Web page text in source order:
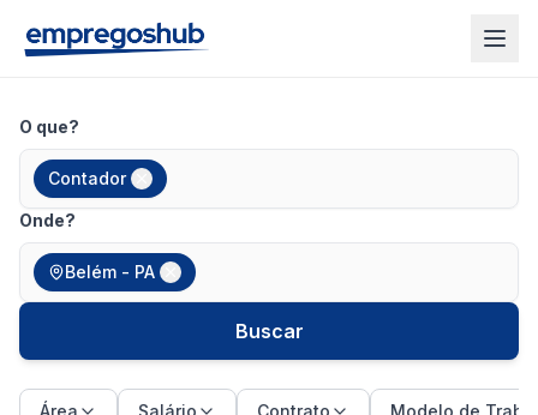
O que?
Contador
Onde?
Belém - PA
Buscar
Área Salário Contrato Modelo de